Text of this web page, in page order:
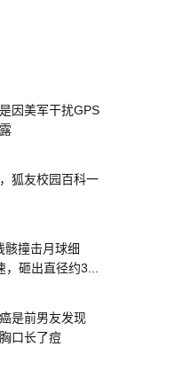
因美军干扰GPS
狐友校园百科一
骸撞击月球细
砸出直径约3...
是前男友发现
口长了痘